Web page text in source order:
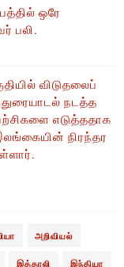
ஒரே
பலி.
​​விடுதலைப்
நடத்த
எடுத்ததாக
நிரந்தர
அறிவியல்
இத்தாலி இந்தியா